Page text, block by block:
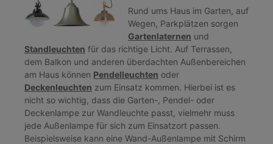
Rund ums Haus im Garten, auf
Wegen, Parkplätzen sorgen
Gartenlaternen und
Standleuchten für das richtige Licht. Auf Terrassen,
dem Balkon und anderen überdachten Außenbereichen
am Haus können Pendelleuchten oder
Deckenleuchten zum Einsatz kommen. Hierbei ist es
nicht so wichtig, dass die Garten-, Pendel- oder
Deckenlampe zur Wandleuchte passt, vielmehr muss
jede Außenlampe für sich zum Einsatzort passen.
Beispielsweise kann eine Wand-Außenlampe mit Schirm